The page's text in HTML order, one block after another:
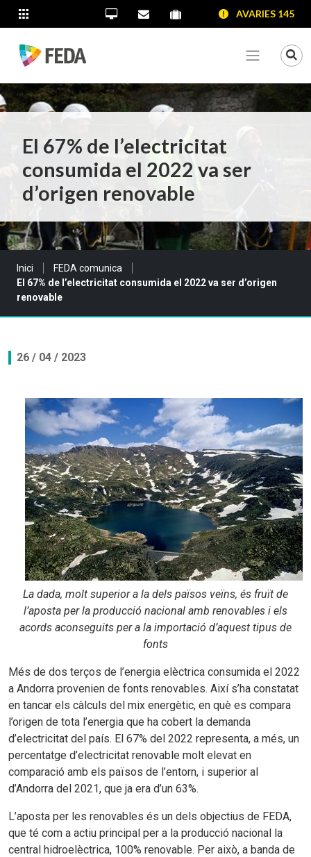
SALTAR AL CONTINGUT
SALTAR A LA NAVEGACIÓ
SALTAR A LA INFORMACIÓ DE CONTACTE
ALTRES LLOCS WEBOficina Virtual
Contacta'nsPortal proveïdors
Portal de transparència
AVARIES 145
Veure
El 67% de l’electricitat
consumida el 2022 va ser
d’origen renovable
Sou a:
Inici
FEDA comunica
El 67% de l’electricitat consumida el 2022 va ser d’origen
renovable
26 / 04 / 2023
La dada, molt superior a la dels països veïns, és fruït de
l’aposta per la producció nacional amb renovables i els
acords aconseguits per a la importació d’aquest tipus de
fonts
Més de dos terços de l’energia elèctrica consumida el 2022
a Andorra provenien de fonts renovables. Així s’ha constatat
en tancar els càlculs del mix energètic, en què es compara
l’origen de tota l’energia que ha cobert la demanda
d’electricitat del país. El 67% del 2022 representa, a més, un
percentatge d’electricitat renovable molt elevat en
comparació amb els països de l’entorn, i superior al
d’Andorra del 2021, que ja era d’un 63%.
L’aposta per les renovables és un dels objectius de FEDA,
que té com a actiu principal per a la producció nacional la
central hidroelèctrica, 100% renovable. Per això, a banda de